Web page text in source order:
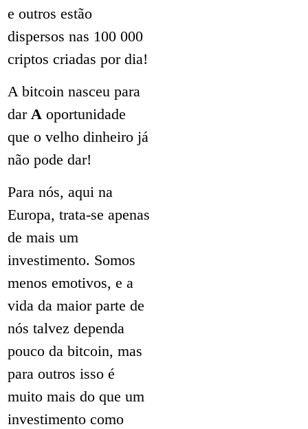
e outros estão
dispersos nas 100 000
criptos criadas por dia!
A bitcoin nasceu para
dar A oportunidade
que o velho dinheiro já
não pode dar!
Para nós, aqui na
Europa, trata-se apenas
de mais um
investimento. Somos
menos emotivos, e a
vida da maior parte de
nós talvez dependa
pouco da bitcoin, mas
para outros isso é
muito mais do que um
investimento como